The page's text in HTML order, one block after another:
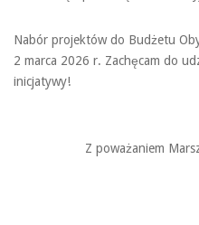
Nabór projektów do Budżetu
2 marca 2026 r. Zachęcam do
inicjatywy!
Z poważaniem